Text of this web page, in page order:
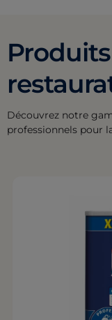
Découvrez notre
professionnels pour